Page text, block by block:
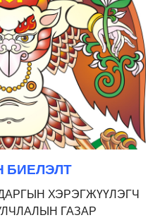
БИЕЛЭЛТ
ХЭРЭГЖҮҮЛЭГЧ
ГАЗАР